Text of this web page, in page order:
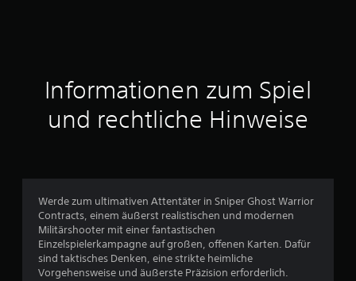
t
t
i
c
Informationen zum Spiel
und rechtliche Hinweise
Werde zum ultimativen Attentäter in Sniper Ghost Warrior
Contracts, einem äußerst realistischen und modernen
Militärshooter mit einer fantastischen
Einzelspielerkampagne auf großen, offenen Karten. Dafür
sind taktisches Denken, eine strikte heimliche
Vorgehensweise und äußerste Präzision erforderlich.